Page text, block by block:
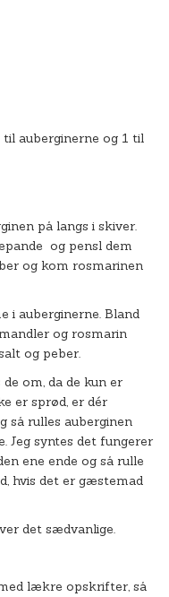
auberginerne og 1 til
på langs i skiver.
og pensl dem
og kom rosmarinen
i auberginerne. Bland
og rosmarin
og peber.
om, da de kun er
er sprød, er dér
så rulles auberginen
Jeg syntes det fungerer
ene ende og så rulle
hvis det er gæstemad
det sædvanlige.
lækre opskrifter, så